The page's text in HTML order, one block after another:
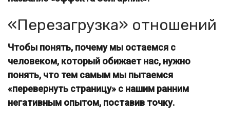
«Перезагрузка» отношений
Чтобы понять, почему мы остаемся с
человеком, который обижает нас, нужно
понять, что тем самым мы пытаемся
«перевернуть страницу» с нашим ранним
негативным опытом, поставив точку.